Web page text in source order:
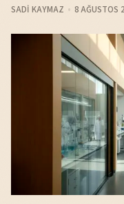
SADI KAYMAZ 8 AĞUSTOS